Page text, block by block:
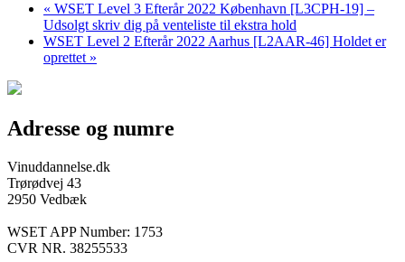
« WSET Level 3 Efterår 2022 København [L3CPH-19] –
Udsolgt skriv dig på venteliste til ekstra hold
WSET Level 2 Efterår 2022 Aarhus [L2AAR-46] Holdet er
oprettet »
Adresse og numre
Vinuddannelse.dk
Trørødvej 43
2950 Vedbæk
WSET APP Number: 1753
CVR NR. 38255533